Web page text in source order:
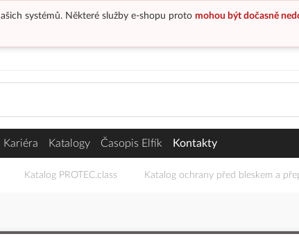
systémů. Některé služby e-shopu proto mohou být dočasně
Kariéra Katalogy Časopis Elfík Kontakty
Katalog PROTEC.class Katalog ochrany před bleskem a